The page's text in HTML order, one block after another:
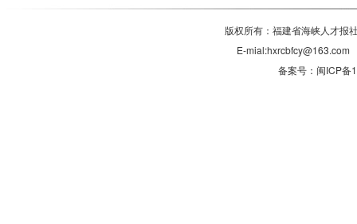
版权所有：福建省海峡人才
E-
备案号：闽ICP备